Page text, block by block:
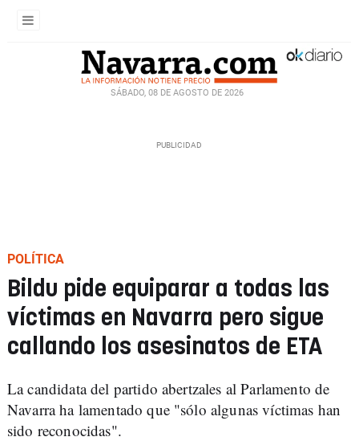
SÁBADO, 08 DE AGOSTO DE 2026
POLÍTICA
Bildu pide equiparar a todas las
víctimas en Navarra pero sigue
callando los asesinatos de ETA
La candidata del partido abertzales al Parlamento de
Navarra ha lamentado que "sólo algunas víctimas han
sido reconocidas".